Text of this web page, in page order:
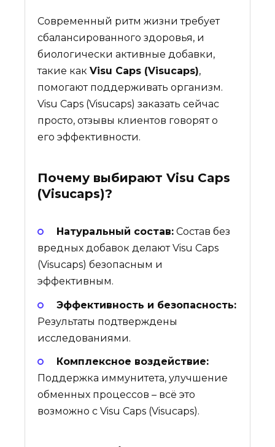
Современный ритм жизни требует
сбалансированного здоровья, и
биологически активные добавки,
такие какVisu Caps (Visucaps),
помогают поддерживать организм.
Visu Caps (Visucaps) заказать сейчас
просто, отзывы клиентов говорят о
его эффективности.
Почему выбираютVisu Caps
(Visucaps)?
Натуральный состав: Состав без
вредных добавок делают Visu Caps
(Visucaps) безопасным и
эффективным.
Эффективность и безопасность:
Результаты подтверждены
исследованиями.
Комплексное воздействие:
Поддержка иммунитета, улучшение
обменных процессов – всё это
возможно с Visu Caps (Visucaps).